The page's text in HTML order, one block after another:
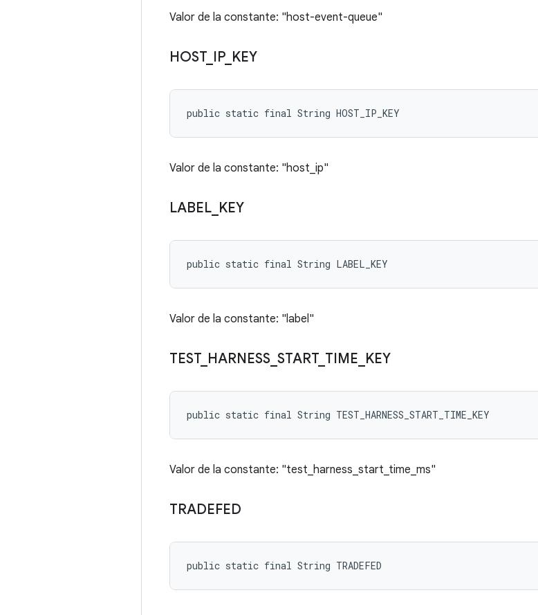
Valor de la constante: "host-event-queue"
HOST_ IP_ KEY
public static final String HOST_IP_KEY
Valor de la constante: "host_ip"
LABEL KEY
public static final String LABEL_KEY
Valor de la constante: "label"
TEST_ HARNESS START_ TIME KEY
public static final String TEST_HARNESS_START_TIME_KEY
Valor de la constante: "test_harness_start_time_ms"
TRADEFED
public static final String TRADEFED